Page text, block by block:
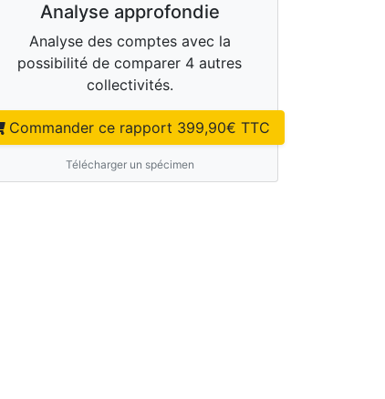
Analyse approfondie
Analyse des comptes avec la
possibilité de comparer 4 autres
collectivités.
Commander ce rapport 399,90€ TTC
Télécharger un spécimen